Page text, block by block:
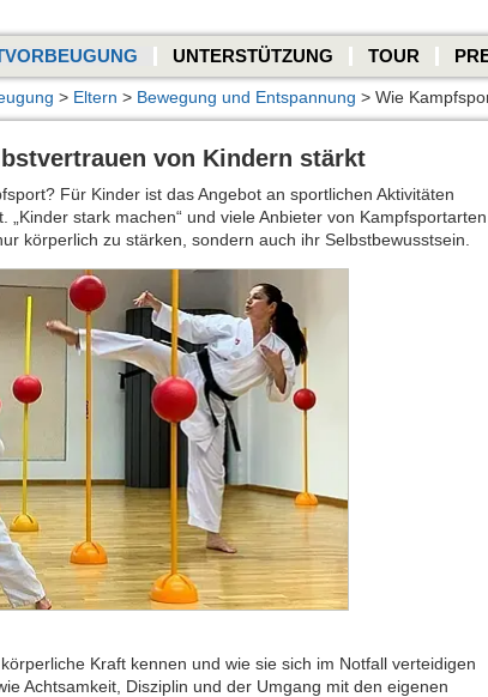
UNTERSTÜTZUNG TOUR
> Eltern > Bewegung und Entspannung > Wie
von Kindern stärkt
Für Kinder ist das Angebot an sportlichen Aktivitäten
„Kinder stark machen“ und viele Anbieter von Kampfsportarten
körperlich zu stärken, sondern auch ihr Selbstbewusstsein.
Kraft kennen und wie sie sich im Notfall verteidigen
Achtsamkeit, Disziplin und der Umgang mit den eigenen